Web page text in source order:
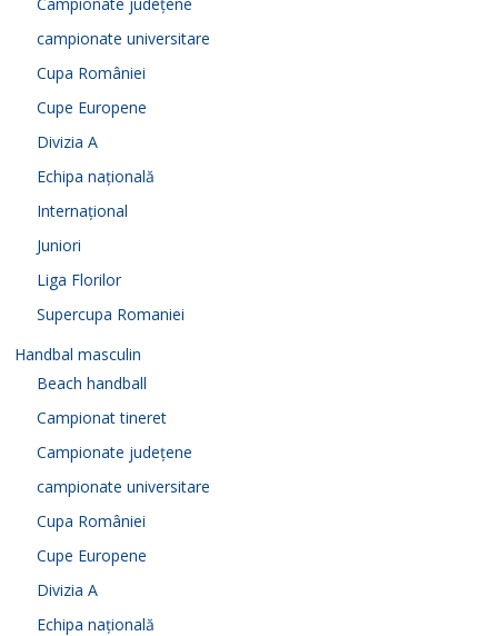
campionate universitare
Cupa României
Cupe Europene
Divizia A
Echipa națională
Internațional
Juniori
Liga Florilor
Supercupa Romaniei
Handbal masculin
Beach handball
Campionat tineret
Campionate județene
campionate universitare
Cupa României
Cupe Europene
Divizia A
Echipa națională